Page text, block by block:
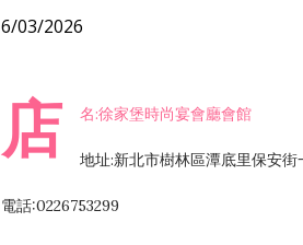
6/03/2026
店 名:徐家堡時尚宴會廳會館
地址:新北市樹林區潭底里保安街
電話:0226753299